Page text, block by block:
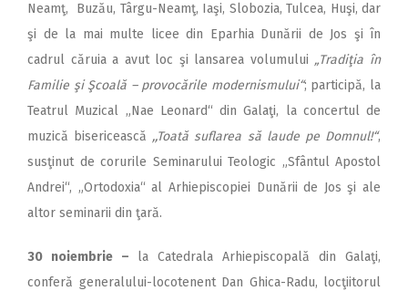
Neamţ, Buzău, Târgu-Neamţ, Iaşi, Slobozia, Tulcea, Huşi, dar
şi de la mai multe licee din Eparhia Dunării de Jos şi în
cadrul căruia a avut loc şi lansarea volumului „Tradiţia în
Familie şi Şcoală – provocările modernismului“; participă, la
Teatrul Muzical „Nae Leonard“ din Galaţi, la concertul de
muzică bisericească ,,Toată suflarea să laude pe Domnul!“,
susţinut de corurile Seminarului Teologic „Sfântul Apostol
Andrei“, „Ortodoxia“ al Arhiepiscopiei Dunării de Jos şi ale
altor seminarii din ţară.
30 noiembrie – la Catedrala Arhiepiscopală din Galaţi,
conferă generalului-locotenent Dan Ghica-Radu, locţiitorul